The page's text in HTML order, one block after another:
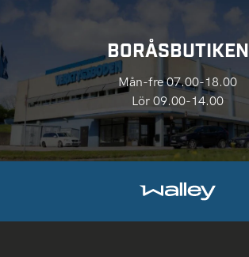
BORÅSBUTIKEN
Mån-fre 07.00-18.00
Lör 09.00-14.00